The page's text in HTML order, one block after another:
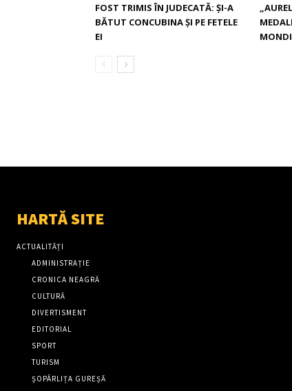
FOST TRIMIS ÎN JUDECATĂ: ȘI-A
BĂTUT CONCUBINA ȘI PE FETELE
EI
HARTĂ SITE
ACTUALITĂȚI
ADMINISTRAȚIE
CRONICA NEAGRĂ
CULTURĂ
DIVERTISMENT
EDITORIAL
SPORT
TURISM
ȘOPÂRLIȚA GUREȘĂ